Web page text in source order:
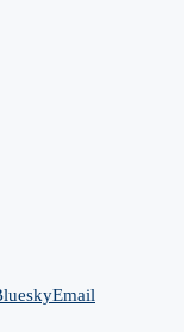
Email